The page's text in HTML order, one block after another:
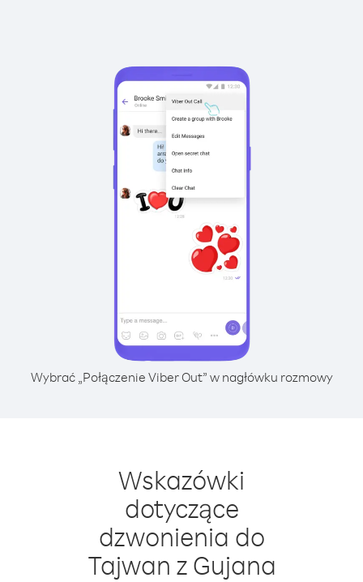
Wybrać „Połączenie Viber Out” w nagłówku rozmowy
Wskazówki
dotyczące
dzwonienia do
Tajwan z Gujana